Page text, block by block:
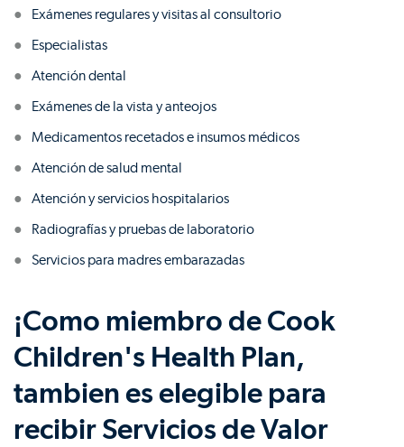
Exámenes regulares y visitas al consultorio
Especialistas
Atención dental
Exámenes de la vista y anteojos
Medicamentos recetados e insumos médicos
Atención de salud mental
Atención y servicios hospitalarios
Radiografías y pruebas de laboratorio
Servicios para madres embarazadas
¡Como miembro de Cook
Children's Health Plan,
tambien es elegible para
recibir Servicios de Valor